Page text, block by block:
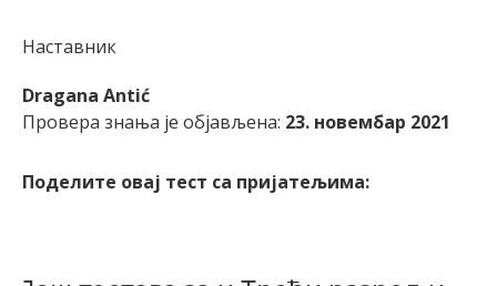
Наставник
Dragana Antić
Провера знања је објављена: 23. новембар 2021
Поделите овај тест са пријатељима: